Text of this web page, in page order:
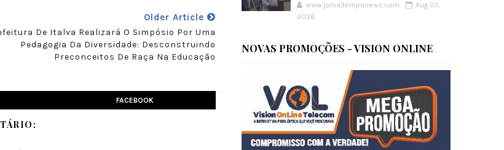
Older Article
De Italva Realizará O Simpósio Por Uma
Pedagogia Da Diversidade: Desconstruindo
Preconceitos De Raça Na Educação
FACEBOOK
www.jornaltemponews.com
Aug 05,
2026
NOVAS PROMOÇÕES - VISION ONLINE